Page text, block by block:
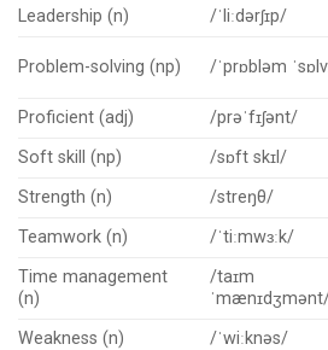
Leadership (n) /ˈliːdərʃɪp/
Problem-solving (np) /ˈprɒbləm
Proficient (adj)
/prəˈfɪʃənt/
Soft skill (np)
/sɒft skɪl/
Strength (n)
/streŋθ/
Teamwork (n)
/ˈtiːmwɜːk/
Time management
(n)
/taɪm
Weakness (n) /ˈwiːknəs/